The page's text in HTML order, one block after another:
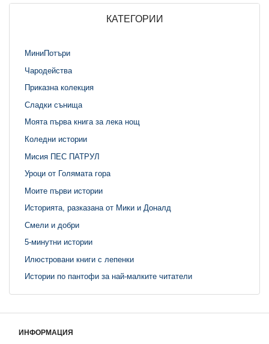
КАТЕГОРИИ
МиниПотъри
Чародейства
Приказна колекция
Сладки сънища
Моята първа книга за лека нощ
Коледни истории
Мисия ПЕС ПАТРУЛ
Уроци от Голямата гора
Моите първи истории
Историята, разказана от Мики и Доналд
Смели и добри
5-минутни истории
Илюстровани книги с лепенки
Истории по пантофи за най-малките читатели
ИНФОРМАЦИЯ